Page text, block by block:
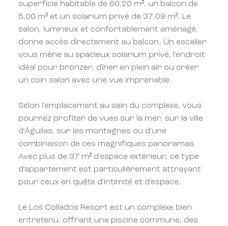
superficie habitable de 60,20 m², un balcon de
5,00 m² et un solarium privé de 37,09 m². Le
salon, lumineux et confortablement aménagé,
donne accès directement au balcon. Un escalier
vous mène au spacieux solarium privé, l'endroit
idéal pour bronzer, dîner en plein air ou créer
un coin salon avec une vue imprenable.
Selon l'emplacement au sein du complexe, vous
pourrez profiter de vues sur la mer, sur la ville
d'Águilas, sur les montagnes ou d'une
combinaison de ces magnifiques panoramas.
Avec plus de 37 m² d'espace extérieur, ce type
d'appartement est particulièrement attrayant
pour ceux en quête d'intimité et d'espace.
Le Los Collados Resort est un complexe bien
entretenu, offrant une piscine commune, des